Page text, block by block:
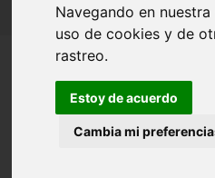
Navegando en
uso de cookies y de
rastreo.
Estoy de acuerdo
Cambia mi